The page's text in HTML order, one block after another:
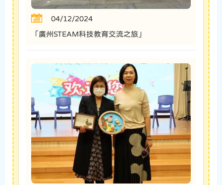
04/12/2024
「廣州STEAM科技教育交流之旅」